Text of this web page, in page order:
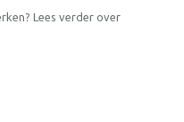
Lees verder over